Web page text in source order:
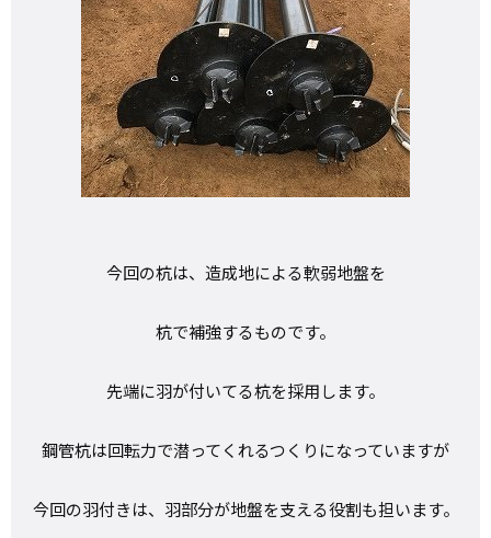
今回の杭は、造成地による軟弱地盤を
杭で補強するものです。
先端に羽が付いてる杭を採用します。
鋼管杭は回転力で潜ってくれるつくりになっていますが
今回の羽付きは、羽部分が地盤を支える役割も担います。